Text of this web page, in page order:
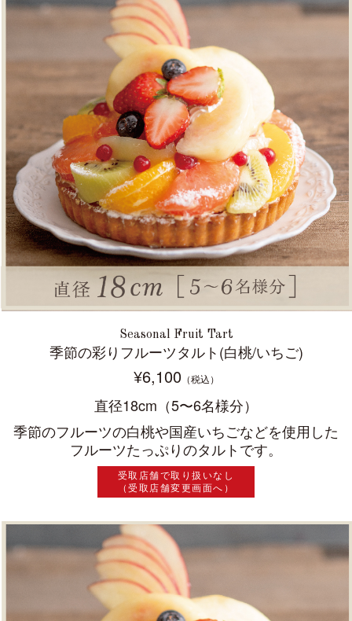
Seasonal Fruit Tart
季節の彩りフルーツタルト(白桃/いちご)
¥6,100 （税込）
直径18cm（5〜6名様分）
季節のフルーツの白桃や国産いちごなどを使用した
フルーツたっぷりのタルトです。
受取店舗で取り扱いなし
（受取店舗変更画面へ）